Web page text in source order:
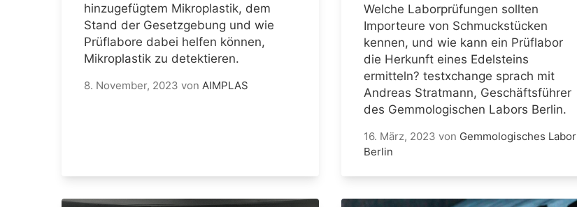
hinzugefügtem Mikroplastik, dem
Stand der Gesetzgebung und wie
Prüflabore dabei helfen können,
Mikroplastik zu detektieren.
8. November, 2023 von AIMPLAS
Welche Laborprüfungen sollten
Importeure von Schmuckstücken
kennen, und wie kann ein Prüflabor
die Herkunft eines Edelsteins
ermitteln? testxchange sprach mit
Andreas Stratmann, Geschäftsführer
des Gemmologischen Labors Berlin.
16. März, 2023 von Gemmologisches Labor
Berlin